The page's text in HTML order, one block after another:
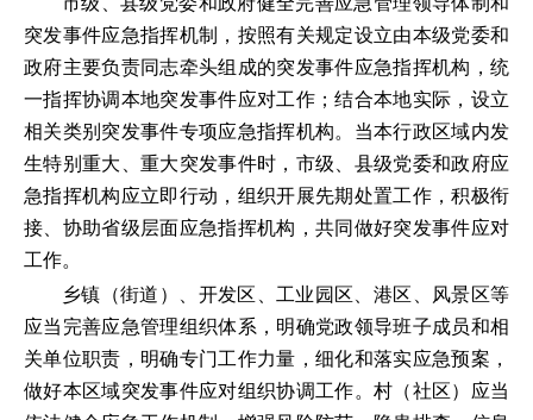
突发事件应急指挥机制，按照有关规定设立由本级党委和
政府主要负责同志牵头组成的突发事件应急指挥机构，统
一指挥协调本地突发事件应对工作；结合本地实际，设立
相关类别突发事件专项应急指挥机构。当本行政区域内发
生特别重大、重大突发事件时，市级、县级党委和政府应
急指挥机构应立即行动，组织开展先期处置工作，积极衔
接、协助省级层面应急指挥机构，共同做好突发事件应对
工作。
乡镇（街道）、开发区、工业园区、港区、风景区等
应当完善应急管理组织体系，明确党政领导班子成员和相
关单位职责，明确专门工作力量，细化和落实应急预案，
做好本区域突发事件应对组织协调工作。村（社区）应当